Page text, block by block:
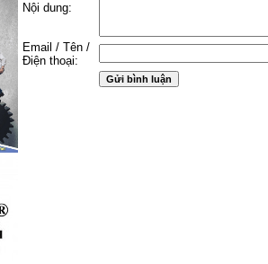
Nội dung:
Email / Tên /
Điện thoại: